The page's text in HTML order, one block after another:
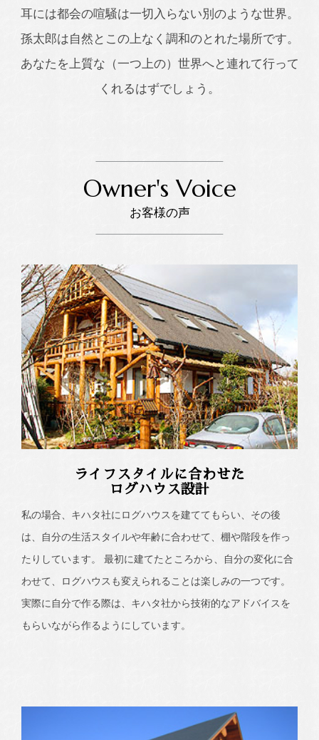
耳には都会の喧騒は一切入らない別のような世界。
孫太郎は自然とこの上なく調和のとれた場所です。
あなたを上質な（一つ上の）世界へと連れて行って
くれるはずでしょう。
Owner's Voice
お客様の声
ライフスタイルに合わせた
ログハウス設計
私の場合、キハタ社にログハウスを建ててもらい、その後
は、自分の生活スタイルや年齢に合わせて、棚や階段を作っ
たりしています。 最初に建てたところから、自分の変化に合
わせて、ログハウスも変えられることは楽しみの一つです。
実際に自分で作る際は、キハタ社から技術的なアドバイスを
もらいながら作るようにしています。